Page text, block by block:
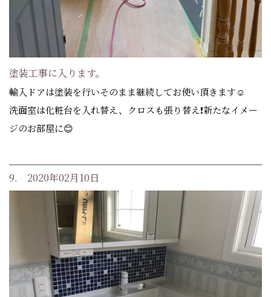
塗装工事に入ります。
輸入ドアは塗装を行いそのまま継続してお使い頂きます☺️
洗面室は化粧台を入れ替え、クロスも張り替え❗新たなイメー
ジのお部屋に😊
9. 2020年02月10日